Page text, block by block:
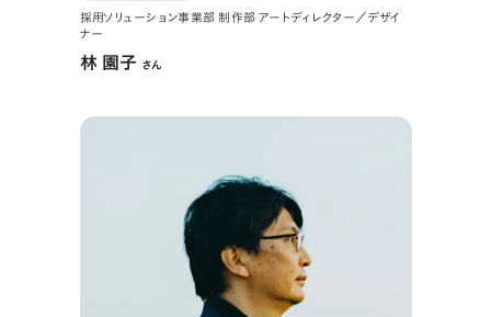
採用ソリューション事業部 制作部 アートディレクター／デザイ
ナー
林 園子 さん